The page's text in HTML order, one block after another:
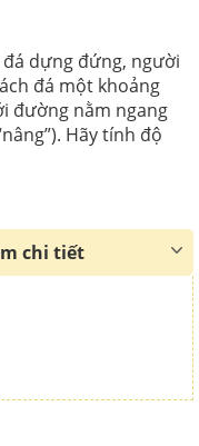
dựng đứng, người
đá một khoảng
đường nằm ngang
Hãy tính độ
chi tiết